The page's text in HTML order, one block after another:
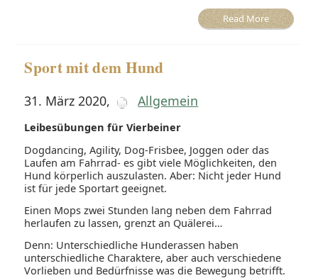
Read More
Sport mit dem Hund
31. März 2020, Allgemein
Leibesübungen für Vierbeiner
Dogdancing, Agility, Dog-Frisbee, Joggen oder das
Laufen am Fahrrad- es gibt viele Möglichkeiten, den
Hund körperlich auszulasten. Aber: Nicht jeder Hund
ist für jede Sportart geeignet.
Einen Mops zwei Stunden lang neben dem Fahrrad
herlaufen zu lassen, grenzt an Quälerei…
Denn: Unterschiedliche Hunderassen haben
unterschiedliche Charaktere, aber auch verschiedene
Vorlieben und Bedürfnisse was die Bewegung betrifft.